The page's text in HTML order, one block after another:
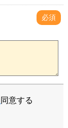
必須
同意する